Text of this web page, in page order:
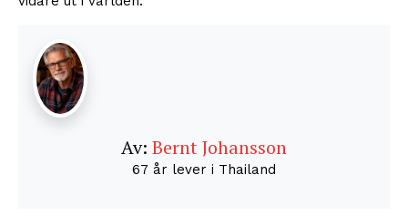
Av: Bernt Johansson
67 år lever i Thailand